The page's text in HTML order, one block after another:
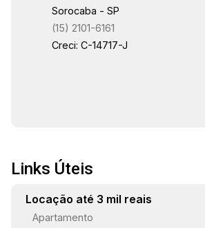
Sorocaba - SP
(15) 2101-6161
Creci: C-14717-J
Links Úteis
Locação até 3 mil reais
Apartamento